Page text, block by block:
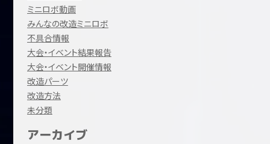
ミニロボ動画
みんなの改造ミニロボ
不具合情報
大会・イベント結果報告
大会・イベント開催情報
改造パーツ
改造方法
未分類
アーカイブ